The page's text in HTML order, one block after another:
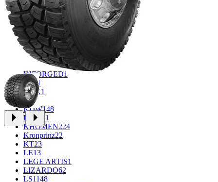
CROSS_STREET
30
Eurodisk1
FF 34
GR71
Grizzly3
iFree1004
iFree Original53
INFORGED1
IVR1
K&K1
K72
KDW148
Keskin 1
KHOMEN224
Kronprinz22
KT23
LE13
LEGE ARTIS1
LIZARDO62
LS1148